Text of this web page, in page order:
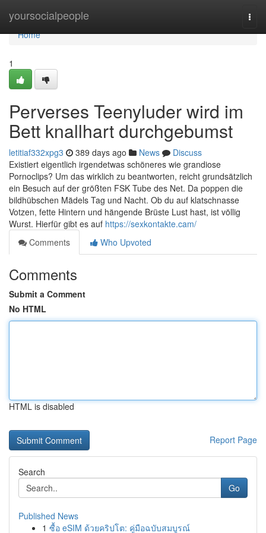
yoursocialpeople
Home
Home
1
Perverses Teenyluder wird im
Bett knallhart durchgebumst
letitiaf332xpg3 389 days ago News
Discuss
Existiert eigentlich irgendetwas schöneres wie grandiose
Pornoclips? Um das wirklich zu beantworten, reicht grundsätzlich
ein Besuch auf der größten FSK Tube des Net. Da poppen die
bildhübschen Mädels Tag und Nacht. Ob du auf klatschnasse
Votzen, fette Hintern und hängende Brüste Lust hast, ist völlig
Wurst. Hierfür gibt es auf https://sexkontakte.cam/
Comments
Who Upvoted
Comments
Submit a Comment
No HTML
HTML is disabled
Report Page
Search
Go
Published News
1 ซื้อ eSIM ด้วยคริปโต: คู่มือฉบับสมบูรณ์